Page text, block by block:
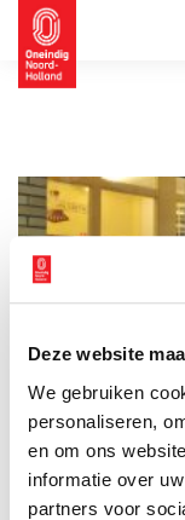
Deze website
We gebruiken
personaliseren,
en om ons
informatie over
partners voor
Hoewel het een van
Bussum slechts
Naarden-Bussum.
vroeger rijke
perrongebouw de
onlangs een